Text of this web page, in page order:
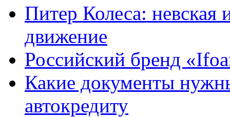
Питер Колеса: невская
движение
Российский бренд
Какие документы
автокредиту